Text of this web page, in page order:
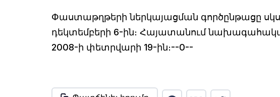
Փաստաթղթերի ներկայացման գործընթացը
դեկտեմբերի 6-ին։ Հայատանում
2008-ի փետրվարի 19-ին։--0--